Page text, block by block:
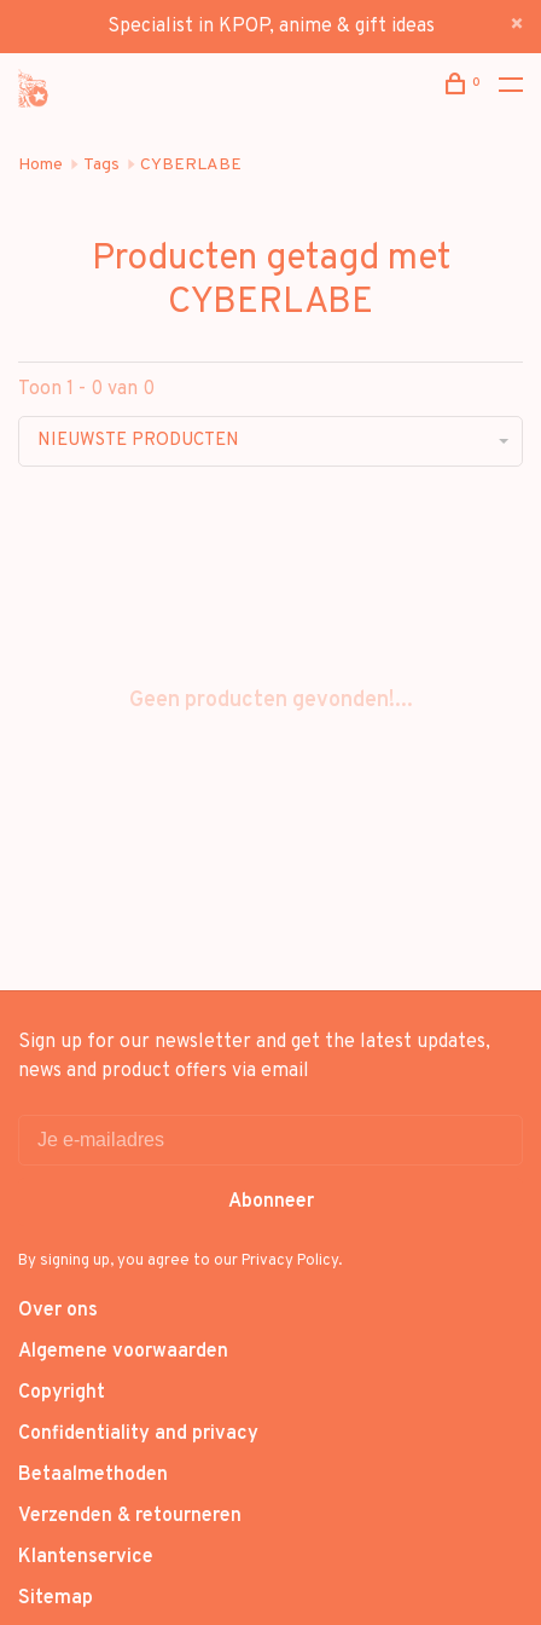
Specialist in KPOP, anime & gift ideas
0
Home Tags CYBERLABE
Producten getagd met
CYBERLABE
Toon 1 - 0 van 0
NIEUWSTE PRODUCTEN
Geen producten gevonden!...
Sign up for our newsletter and get the latest updates,
news and product offers via email
Abonneer
By signing up, you agree to our Privacy Policy.
Over ons
Algemene voorwaarden
Copyright
Confidentiality and privacy
Betaalmethoden
Verzenden & retourneren
Klantenservice
Sitemap